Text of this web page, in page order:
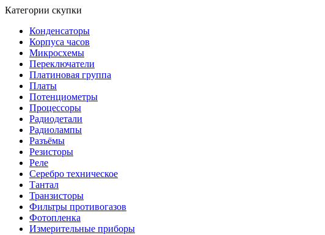
Категории скупки
Конденсаторы
Корпуса часов
Микросхемы
Переключатели
Платиновая группа
Платы
Потенциометры
Процессоры
Радиодетали
Радиолампы
Разъёмы
Резисторы
Реле
Серебро техническое
Тантал
Транзисторы
Фильтры противогазов
Фотопленка
Измерительные приборы